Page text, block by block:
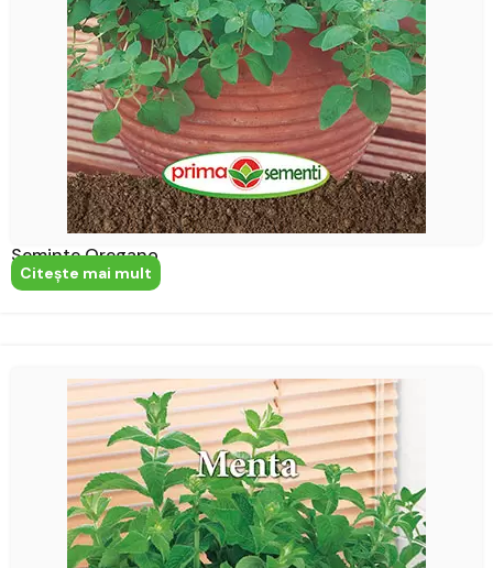
Seminte Oregano
Citeşte mai mult